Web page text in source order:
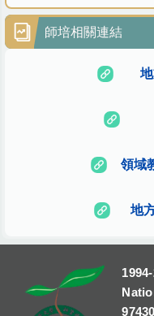
師培相關連結
領域
地